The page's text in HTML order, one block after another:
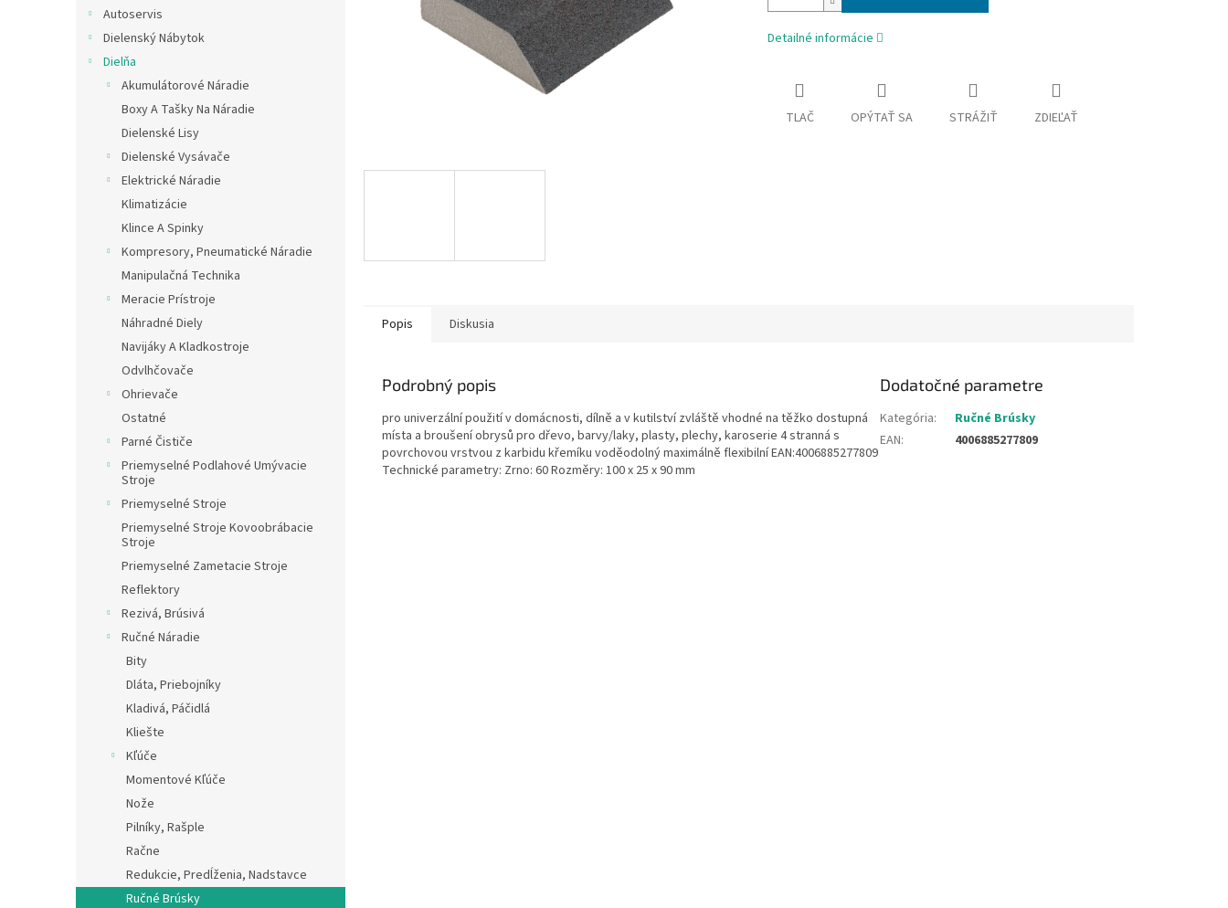
Autoservis
Dielenský Nábytok
Dielňa
Akumulátorové Náradie
Boxy A Tašky Na Náradie
Dielenské Lisy
Dielenské Vysávače
Elektrické Náradie
Klimatizácie
Klince A Spinky
Kompresory, Pneumatické Náradie
Manipulačná Technika
Meracie Prístroje
Náhradné Diely
Navijáky A Kladkostroje
Odvlhčovače
Ohrievače
Ostatné
Parné Čističe
Priemyselné Podlahové Umývacie
Stroje
Priemyselné Stroje
Priemyselné Stroje Kovoobrábacie
Stroje
Priemyselné Zametacie Stroje
Reflektory
Rezivá, Brúsivá
Ručné Náradie
Bity
Dláta, Priebojníky
Kladivá, Páčidlá
Kliešte
Kľúče
Momentové Kľúče
Nože
Pilníky, Rašple
Račne
Redukcie, Predĺženia, Nadstavce
Ručné Brúsky
Detailné informácie
TLAČ OPÝTAŤ SA STRÁŽIŤ ZDIEĽAŤ
Popis Diskusia
Podrobný popis
pro univerzální použití v domácnosti, dílně a v kutilství zvláště vhodné na těžko dostupná
místa a broušení obrysů pro dřevo, barvy/laky, plasty, plechy, karoserie 4 stranná s
povrchovou vrstvou z karbidu křemíku voděodolný maximálně flexibilní EAN:4006885277809
Technické parametry: Zrno: 60 Rozměry: 100 x 25 x 90 mm
Dodatočné parametre
Kategória:
Ručné Brúsky
EAN: 4006885277809